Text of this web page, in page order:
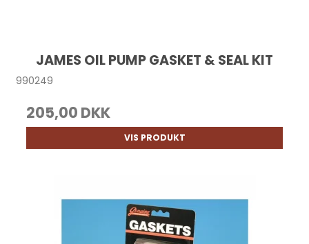
JAMES OIL PUMP GASKET & SEAL KIT
990249
205,00 DKK
VIS PRODUKT